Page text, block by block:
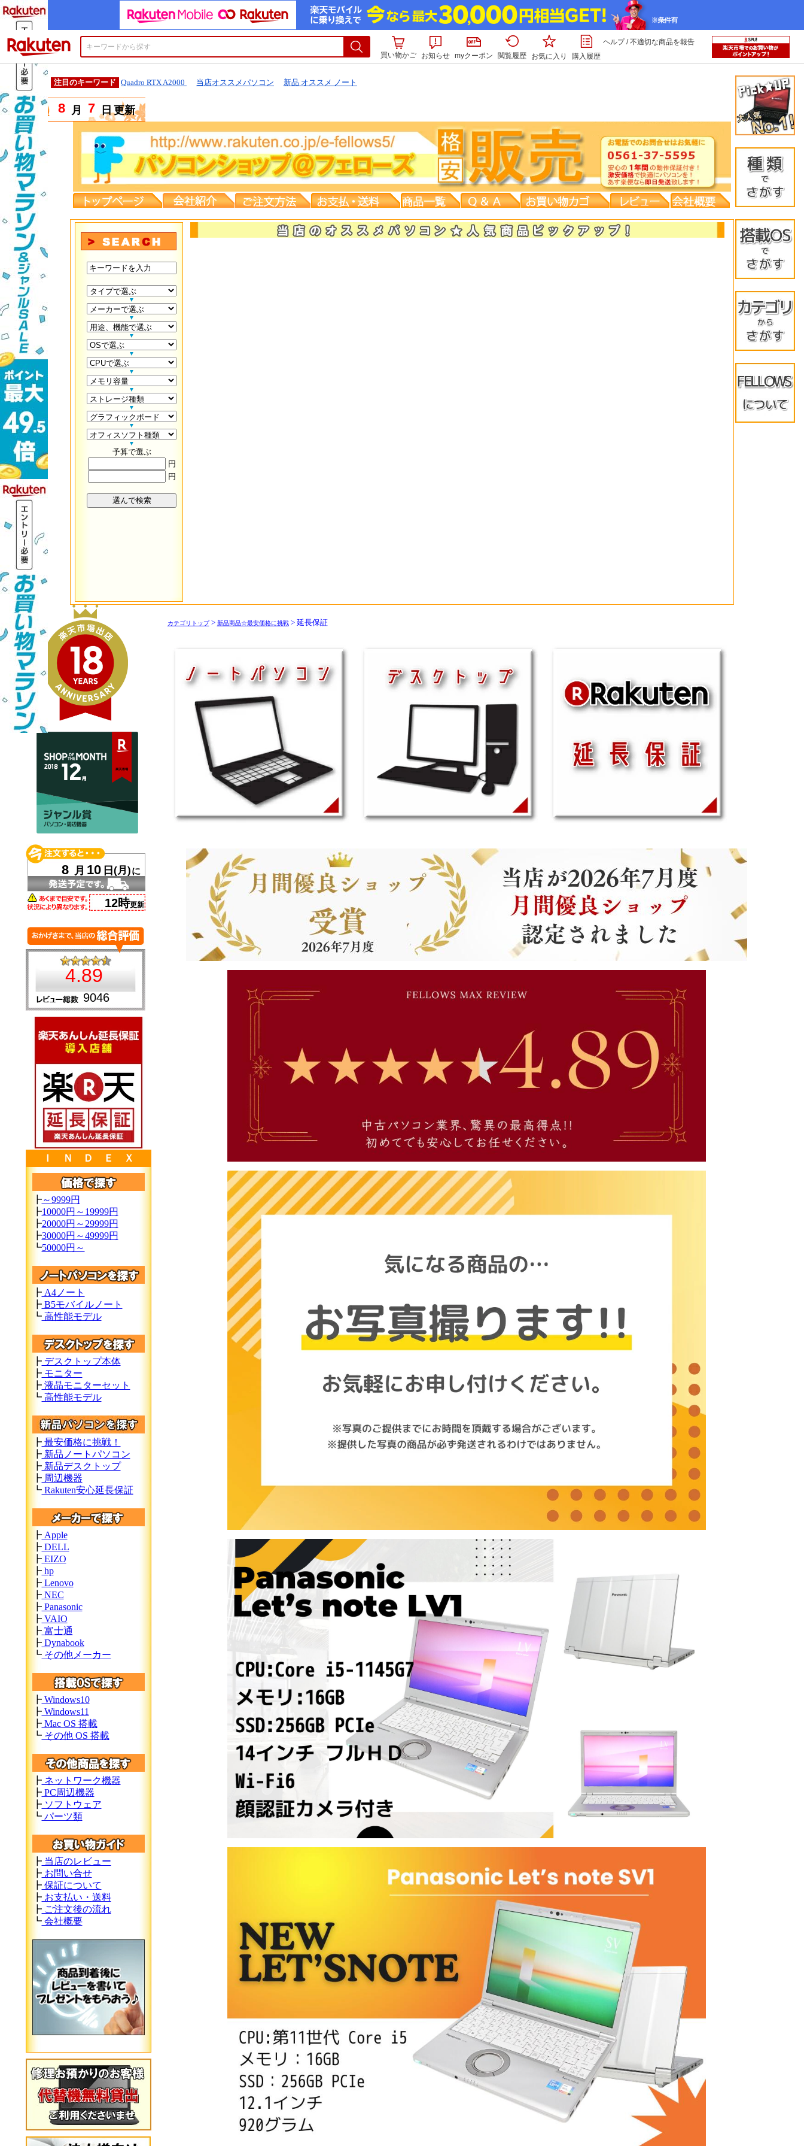
買い物かご
お知らせ myクーポン 閲覧履歴 お気に入り 購入履歴
ヘルプ/不適切な商品を報告
デスクト
Ａ４ノ
Ｂ５ノ
液晶モ
タブレ
MacOS/
★イチオ
メーカー
訳アリ◇
当店限
Ｉ Ｎ Ｄ Ｅ Ｘ
┣～9999円
┣10000円～19999円
┣20000円～29999円
┣30000円～49999円
┗50000円～
┣A4ノート
┣B5モバイルノート
┗高性能モデル
┣デスクトップ本体
┣モニター
┣液晶モニターセット
┗高性能モデル
┣最安価格に挑戦！
┣新品ノートパソコン
┣新品デスクトップ
┣周辺機器
┗Rakuten安心延長保証
┣Apple
┣DELL
┣EIZO
┣hp
┣Lenovo
┣NEC
┣Panasonic
┣VAIO
┣富士通
┣Dynabook
┗その他メーカー
┣Windows10
┣Windows11
┣Mac OS 搭載
┗その他 OS 搭載
┣ネットワーク機器
┣PC周辺機器
┣ソフトウェア
┗パーツ類
┣当店のレビュー
┣お問い合せ
┣保証について
┣お支払い・送料
┣ご注文後の流れ
┗会社概要
カテゴリトップ> 新品商品☆最安価格に挑戦> 延長保証
注目のキーワード Quadro RTX A2000 当店オススメパソコン 新品 オススメ ノート